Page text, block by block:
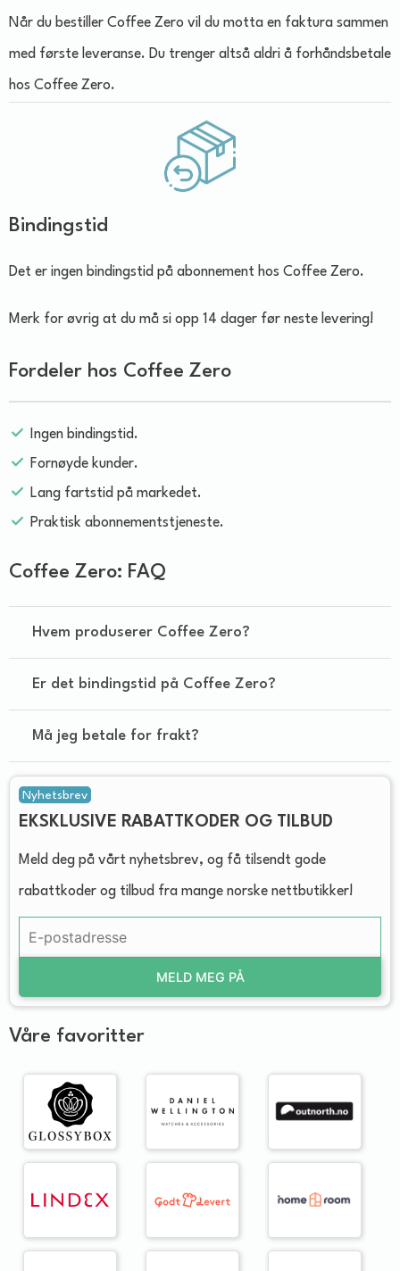
Når du bestiller Coffee Zero vil du motta en faktura sammen
med første leveranse. Du trenger altså aldri å forhåndsbetale
hos Coffee Zero.
Bindingstid
Det er ingen bindingstid på abonnement hos Coffee Zero.
Merk for øvrig at du må si opp 14 dager før neste levering!
Fordeler hos Coffee Zero
Ingen bindingstid.
Fornøyde kunder.
Lang fartstid på markedet.
Praktisk abonnementstjeneste.
Coffee Zero: FAQ
Hvem produserer Coffee Zero?
Er det bindingstid på Coffee Zero?
Må jeg betale for frakt?
Nyhetsbrev
EKSKLUSIVE RABATTKODER OG TILBUD
Meld deg på vårt nyhetsbrev, og få tilsendt gode
rabattkoder og tilbud fra mange norske nettbutikker!
MELD MEG PÅ
Våre favoritter